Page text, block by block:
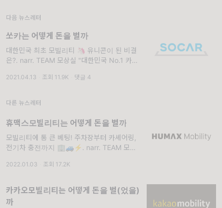
다음 뉴스레터
쏘카는 어떻게 돈을 벌까
대한민국 최초 모빌리티 🦄 유니콘이 된 비결
은?. narr. TEAM 모상실 "대한민국 No.1 카셰
모상실 레터로 전하는 네 번째 모빌리티 기업분
2021.04.13 조회 11.9K 댓글 4
다른 뉴스레터
휴맥스모빌리티는 어떻게 돈을 벌까
모빌리티에 통 큰 베팅! 주차장부터 카셰어링,
전기차 충전까지 🏢🚙⚡️. narr. TEAM 모상
다 😎 희망찬 새해 첫 주말 잘 보내셨나요. 해
스트를 함께 듣는 분
2022.01.03 조회 17.2K
카카오모빌리티는 어떻게 돈을 벌(었을)
까